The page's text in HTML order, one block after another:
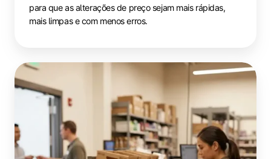
para que as alterações de preço sejam mais rápidas,
mais limpas e com menos erros.